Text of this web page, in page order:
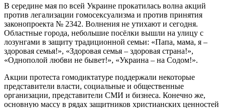
В середине мая по всей Украине прокатилась волна акций
против легализации гомосексуализма и против принятия
законопроекта № 2342. Волнения не утихают и сегодня.
Областные города, небольшие посёлки вышли на улицу с
лозунгами в защиту традиционной семьи: «Папа, мама, я –
здоровая семья!», «Здоровая семья – здоровая страна!»,
«Однополой любви не бывет!», «Украина – на Содом!».
Акции протеста гомодиктатуре поддержали некоторые
представители власти, социальные и общественные
организации, представители СМИ и бизнеса. Конечно же,
основную массу в рядах защитников христианских ценностей